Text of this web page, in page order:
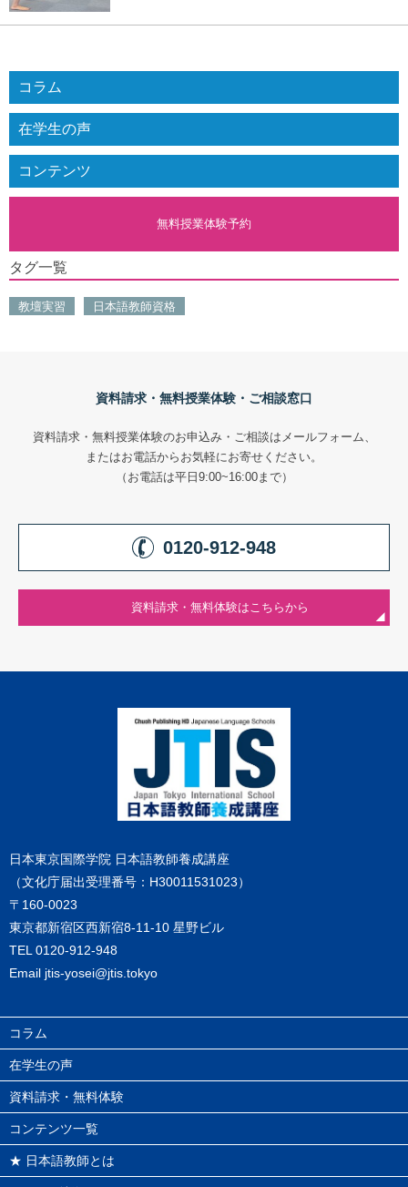
コラム
在学生の声
コンテンツ
無料授業体験予約
タグ一覧
教壇実習 日本語教師資格
資料請求・無料授業体験・ご相談窓口
資料請求・無料授業体験のお申込み・ご相談はメールフォーム、
またはお電話からお気軽にお寄せください。
（お電話は平日9:00~16:00まで）
0120-912-948
資料請求・無料体験はこちらから
日本東京国際学院 日本語教師養成講座
（文化庁届出受理番号：H30011531023）
〒160-0023
東京都新宿区西新宿8-11-10 星野ビル
TEL 0120-912-948
Email jtis-yosei@jtis.tokyo
コラム
在学生の声
資料請求・無料体験
コンテンツ一覧
★ 日本語教師とは